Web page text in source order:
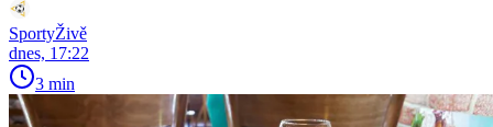
SportyŽivě
dnes, 17:22
3 min